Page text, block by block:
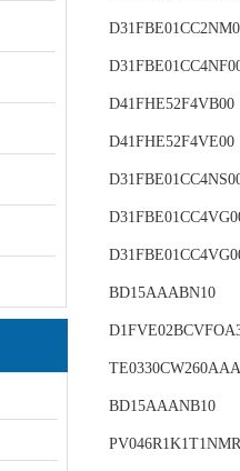
D41FHE52F4VB00
D41FHE52F4VE00
BD15AAABN10
BD15AAANB10